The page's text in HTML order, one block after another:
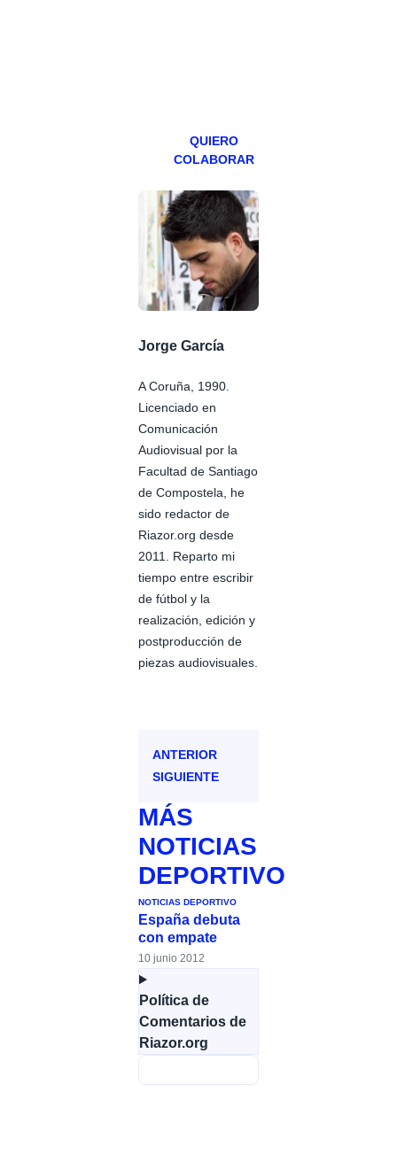
QUIERO
COLABORAR
Jorge García
A Coruña, 1990.
Licenciado en
Comunicación
Audiovisual por la
Facultad de Santiago
de Compostela, he
sido redactor de
Riazor.org desde
2011. Reparto mi
tiempo entre escribir
de fútbol y la
realización, edición y
postproducción de
piezas audiovisuales.
ANTERIOR
SIGUIENTE
MÁS
NOTICIAS
DEPORTIVO
NOTICIAS DEPORTIVO
España debuta
con empate
10 junio 2012
Política de
Comentarios de
Riazor.org